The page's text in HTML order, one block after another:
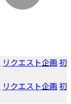
リクエスト企画 初
リクエスト企画 初